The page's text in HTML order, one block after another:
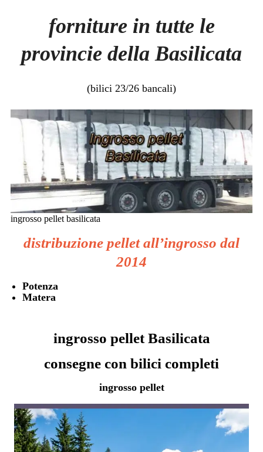
forniture in tutte le
provincie della Basilicata
(bilici 23/26 bancali)
ingrosso pellet basilicata
distribuzione pellet all’ingrosso dal
2014
Potenza
Matera
ingrosso pellet Basilicata
consegne con bilici completi
ingrosso pellet